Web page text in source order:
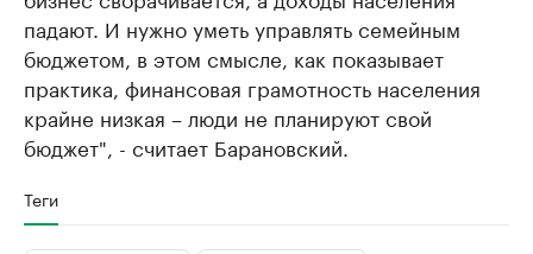
падают. И нужно уметь управлять семейным
бюджетом, в этом смысле, как показывает
практика, финансовая грамотность населения
крайне низкая – люди не планируют свой
бюджет", - считает Барановский.
Теги